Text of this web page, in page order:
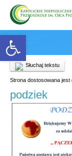
Open toolbar
Słuchaj tekstu
Strona dostosowana jest
podziek